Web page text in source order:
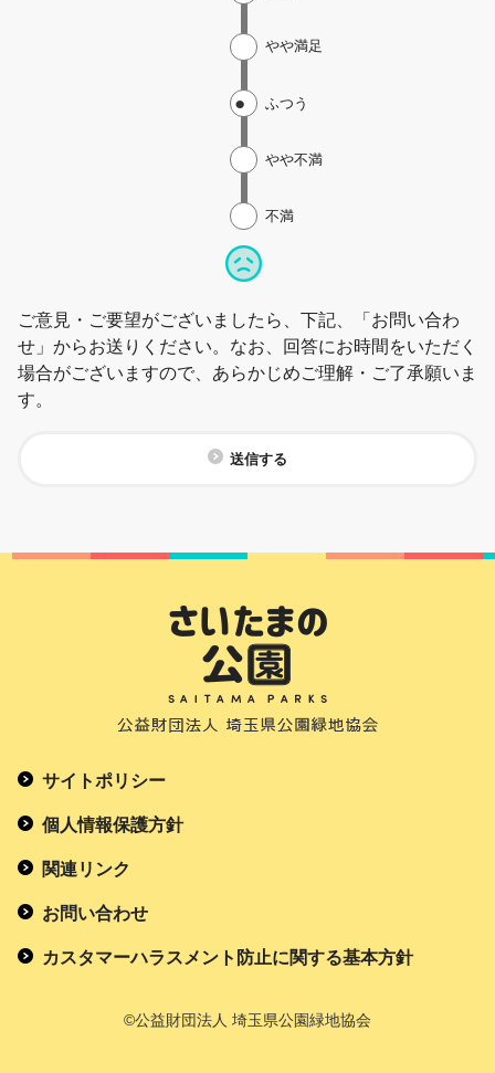
不満
やや不満
ふつう
やや満足
ご意見・ご要望がございましたら、下記、「お問い合わ
せ」からお送りください。なお、回答にお時間をいただく
場合がございますので、あらかじめご理解・ご了承願いま
す。
送信する
サイトポリシー
個人情報保護方針
関連リンク
お問い合わせ
カスタマーハラスメント防止に関する基本方針
©公益財団法人 埼玉県公園緑地協会